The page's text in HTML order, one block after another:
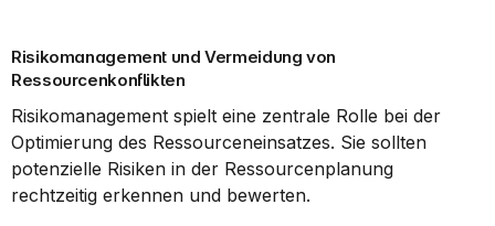
Risikomanagement und Vermeidung von
Ressourcenkonflikten
Risikomanagement spielt eine zentrale Rolle bei der
Optimierung des Ressourceneinsatzes. Sie sollten
potenzielle Risiken in der Ressourcenplanung
rechtzeitig erkennen und bewerten.